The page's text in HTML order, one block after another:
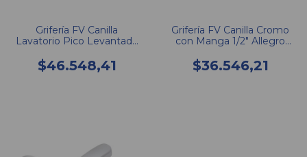
Grifería FV Canilla
Lavatorio Pico Levantado
$46.548,41
Grifería FV Canilla Cromo
con Manga 1/2" Allegro
$36.546,21